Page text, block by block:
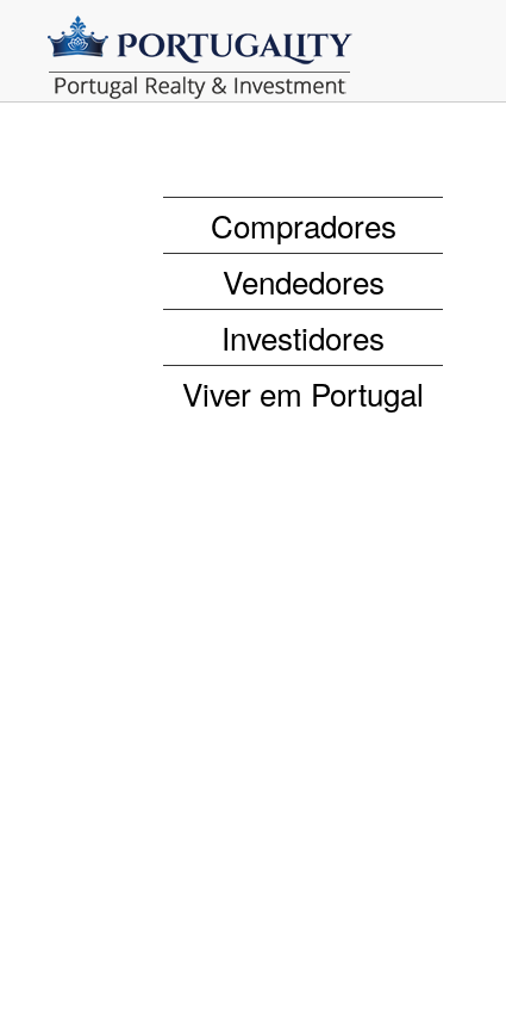
Compradores
Vendedores
Investidores
Viver em Portugal